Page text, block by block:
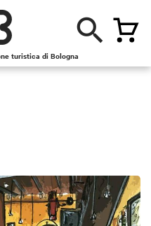
turistica di Bologna